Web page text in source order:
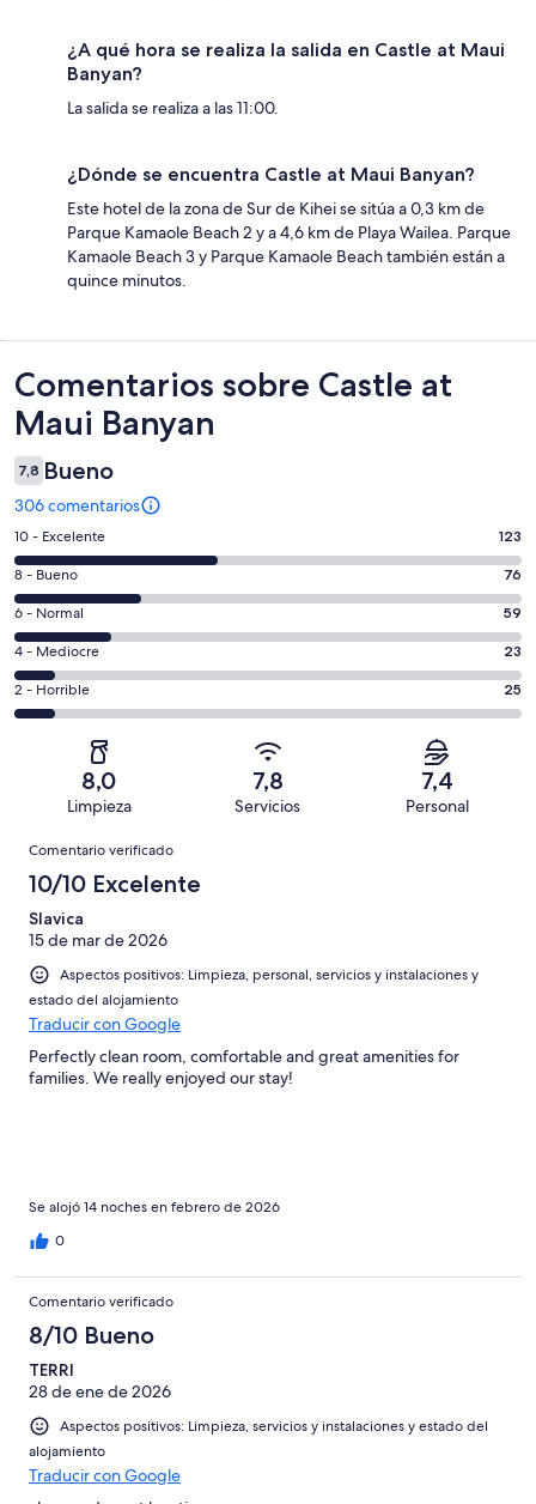
¿A qué hora se realiza la salida en Castle at Maui
Banyan?
La salida se realiza a las 11:00.
¿Dónde se encuentra Castle at Maui Banyan?
Este hotel de la zona de Sur de Kihei se sitúa a 0,3 km de
Parque Kamaole Beach 2 y a 4,6 km de Playa Wailea. Parque
Kamaole Beach 3 y Parque Kamaole Beach también están a
quince minutos.
Comentarios
Comentarios sobre Castle at
Maui Banyan
7,8 Bueno
306 comentarios
123
comentarios
de
un
total
de
306
con
puntuación
10 - Excelente 123
76
comentarios
de
un
total
de
puntuación
8 - Bueno 76
59
comentarios
de
un
total
puntuación
Normal
6 - Normal 59
23
comentarios
de
una
puntuación
Mediocre
4 - Mediocre 23
25
comentarios
306
una
puntuación
de
Horrible
2 - Horrible 25
8,0
Limpieza
7,8
Servicios
7,4
Personal
Comentarios
Comentario verificado
10/10 Excelente
Slavica
15 de mar de 2026
Aspectos positivos: Limpieza, personal, servicios y instalaciones y
estado del alojamiento
Traducir con Google
Perfectly clean room, comfortable and great amenities for
families. We really enjoyed our stay!
Se alojó 14 noches en febrero de 2026
0
Comentario verificado
8/10 Bueno
TERRI
28 de ene de 2026
Aspectos positivos: Limpieza, servicios y instalaciones y estado del
alojamiento
Traducir con Google